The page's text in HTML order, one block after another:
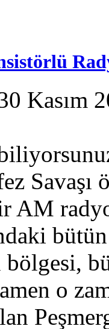
Kasım
Savaşı
AM
bölgesi,
o